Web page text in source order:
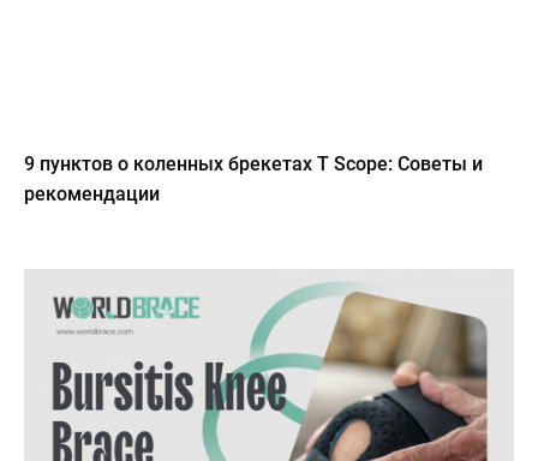
9 пунктов о коленных брекетах T Scope: Советы и
рекомендации